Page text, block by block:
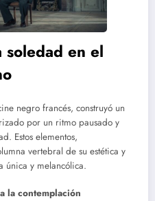
soledad en el
negro francés, construyó un
por un ritmo pausado y
Estos elementos,
vertebral de su estética y
única y melancólica.
la contemplación